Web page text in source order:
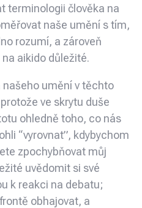
terminologii člověka na
naše umění s tím,
rozumí, a zároveň
aikido důležité.
našeho umění v těchto
ve skrytu duše
ohledně toho, co nás
“vyrovnat”, kdybychom
zpochybňovat můj
uvědomit si své
k reakci na debatu;
obhajovat, a